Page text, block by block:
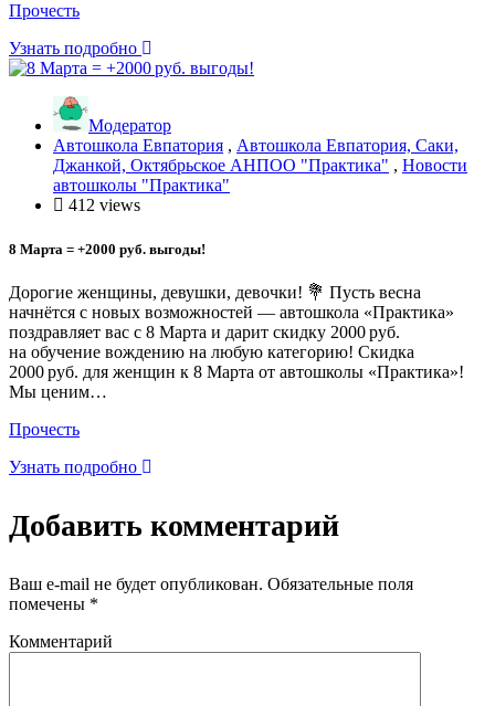
Прочесть
Узнать подробно
Модератор
Автошкола Евпатория , Автошкола Евпатория, Саки,
Джанкой, Октябрьское АНПОО "Практика" , Новости
автошколы "Практика"
412 views
8 Марта = +2000 руб. выгоды!
Дорогие женщины, девушки, девочки! 💐 Пусть весна
начнётся с новых возможностей — автошкола «Практика»
поздравляет вас с 8 Марта и дарит скидку 2000 руб.
на обучение вождению на любую категорию! Скидка
2000 руб. для женщин к 8 Марта от автошколы «Практика»!
Мы ценим…
Прочесть
Узнать подробно
Добавить комментарий
Ваш e-mail не будет опубликован. Обязательные поля
помечены *
Комментарий